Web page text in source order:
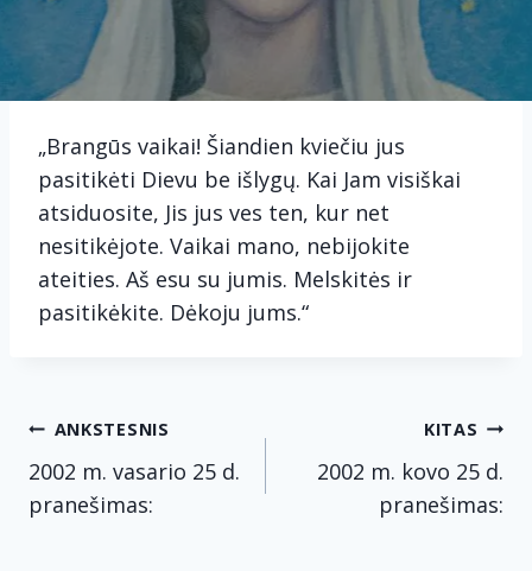
„Brangūs vaikai! Šiandien kviečiu jus
pasitikėti Dievu be išlygų. Kai Jam visiškai
atsiduosite, Jis jus ves ten, kur net
nesitikėjote. Vaikai mano, nebijokite
ateities. Aš esu su jumis. Melskitės ir
pasitikėkite. Dėkoju jums.“
Navigacija
tarp
įrašų
ANKSTESNIS
2002 m. vasario 25 d.
pranešimas:
KITAS
2002 m. kovo 25 d.
pranešimas: